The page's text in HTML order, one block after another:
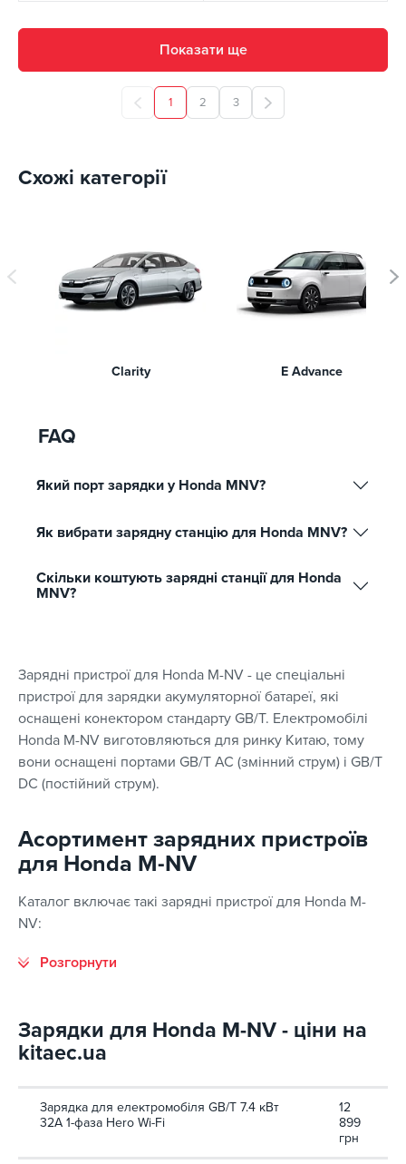
Показати ще
1 2 3
Схожі категорії
Clarity E Advance
FAQ
Який порт зарядки у Honda MNV?
Як вибрати зарядну станцію для Honda MNV?
Скільки коштують зарядні станції для Honda
MNV?
Зарядні пристрої для Honda M-NV - це спеціальні
пристрої для зарядки акумуляторної батареї, які
оснащені конектором стандарту GB/T. Електромобілі
Honda M-NV виготовляються для ринку Китаю, тому
вони оснащені портами GB/T AC (змінний струм) і GB/T
DC (постійний струм).
Асортимент зарядних пристроїв
для Honda M-NV
Каталог включає такі зарядні пристрої для Honda M-
NV:
Зарядки для Honda M-NV - ціни на
kitaec.ua
Зарядка для електромобіля GB/T 7.4 кВт
32A 1-фаза Hero Wi-Fi
12
899
грн